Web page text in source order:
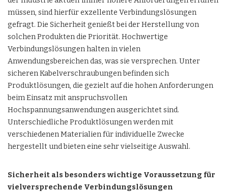
müssen, sind hierfür exzellente Verbindungslösungen
gefragt. Die Sicherheit genießt bei der Herstellung von
solchen Produkten die Priorität. Hochwertige
Verbindungslösungen halten in vielen
Anwendungsbereichen das, was sie versprechen. Unter
sicheren Kabelverschraubungen befinden sich
Produktlösungen, die gezielt auf die hohen Anforderungen
beim Einsatz mit anspruchsvollen
Hochspannungsanwendungen ausgerichtet sind.
Unterschiedliche Produktlösungen werden mit
verschiedenen Materialien für individuelle Zwecke
hergestellt und bieten eine sehr vielseitige Auswahl.
Sicherheit als besonders wichtige Voraussetzung für
vielversprechende Verbindungslösungen